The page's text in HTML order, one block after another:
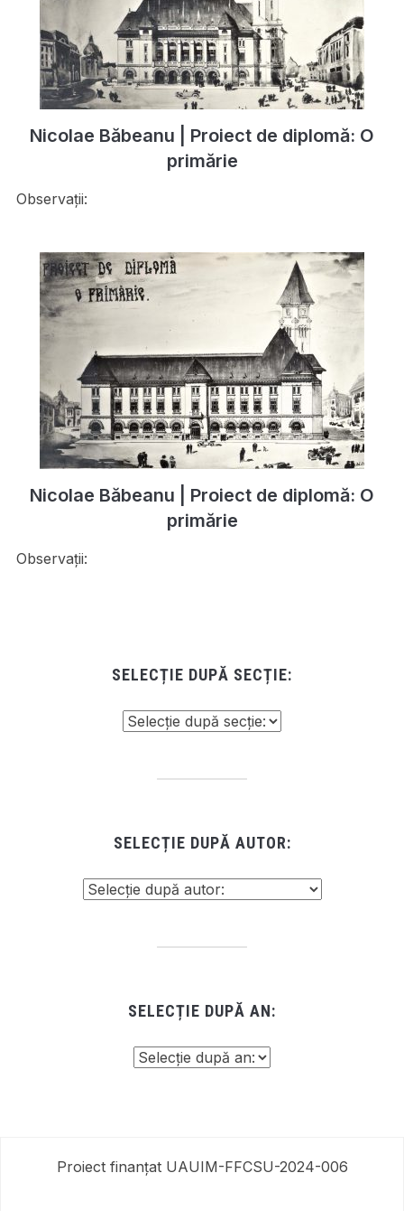
Nicolae Băbeanu | Proiect de diplomă: O
primărie
Observații:
Nicolae Băbeanu | Proiect de diplomă: O
primărie
Observații:
SELECȚIE DUPĂ SECȚIE:
SELECȚIE DUPĂ AUTOR:
SELECȚIE DUPĂ AN:
Proiect finanțat UAUIM-FFCSU-2024-006